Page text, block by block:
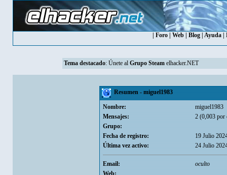
Foro Web Blog Ayuda
Tema destacado: Únete al Grupo Steamelhacker.NET
Resumen - miguel1983
Nombre:
miguel1983
Mensajes:
2 (0,003 por
Grupo:
Fecha de registro:
19 Julio
Última vez activo:
24 Julio
Email:
oculto
Web: